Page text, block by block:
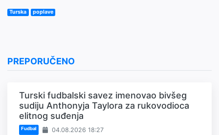
Turska poplave
PREPORUČENO
Turski fudbalski savez imenovao bivšeg
sudiju Anthonyja Taylora za rukovodioca
elitnog suđenja
Fudbal 04.08.2026 18:27